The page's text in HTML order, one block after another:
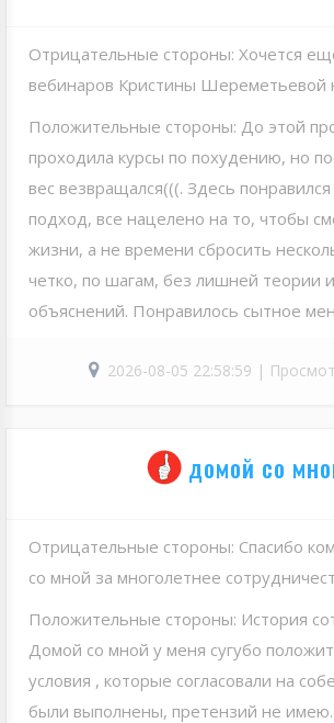
Отрицательные стороны: Хочется
вебинаров Кристины Шереметьевой
Положительные стороны: До этой
проходила курсы по похудению, но
вес везвращался(((. Здесь
подход, все нацелено на то, чтобы
жизни, а не времени сбросить
четко, по шагам, без лишней теории
объяснений. Понравилось сытное
2026-08-05 22:58:59 |
домой со
Отрицательные стороны: Спасибо
со мной за многолетнее
Положительные стороны: История
Домой со мной у меня сугубо
условия , которые согласовали на
были выполнены, претензий не имею.